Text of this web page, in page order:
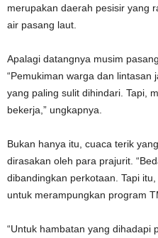
merupakan daerah pesisir yang
air pasang laut.
Apalagi datangnya musim
“Pemukiman warga dan lintasan
yang paling sulit dihindari. Tapi,
bekerja,” ungkapnya.
Bukan hanya itu, cuaca terik
dirasakan oleh para prajurit.
dibandingkan perkotaan. Tapi
untuk merampungkan program
“Untuk hambatan yang dihadapi